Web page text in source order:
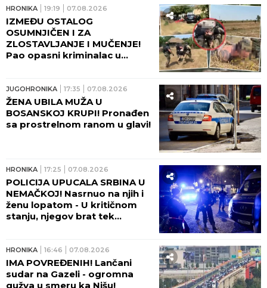
UTOPIO! Lazar Đukić NIJE
ISPLIVAO tokom plivačke trke
u Teksasu: Takmičari tada
vikali da se davi, ali niko nije
reagovao!
HRONIKA 03:00
SABORU! Festivali su mesto
dobre zabave, a ne rizične
vožnje!
AKTIVNA U SRBIJI! U
Deliblatskoj peščari gori 700
hektara - OGLASIO SE MUP SA
NOVIM INFORMACIJAMA!
HRONIKA 21:41 07.08.2026
RANAC! Maloletnice brutalno
napale rusku državljanku u
Beogradu - BOGA SPOZNALE
KAD SE DEVOJKA PODIGLA!